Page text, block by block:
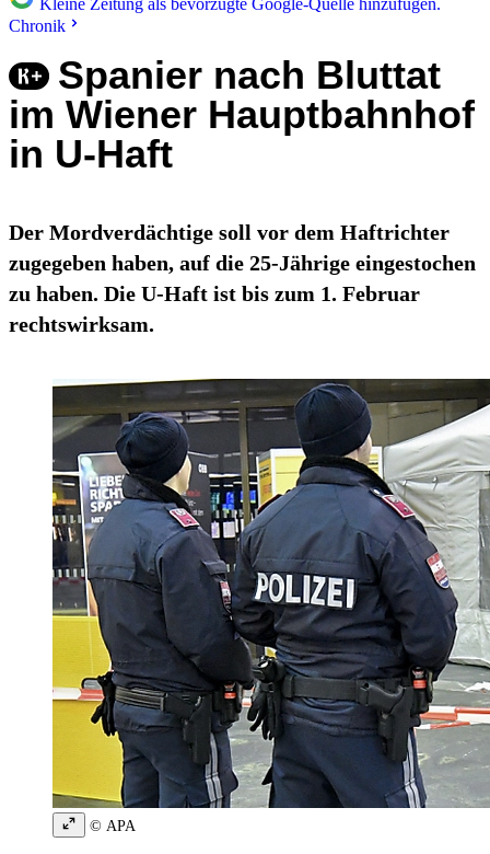
Chronik
Spanier nach Bluttat
im Wiener Hauptbahnhof
in U-Haft
Der Mordverdächtige soll vor dem Haftrichter
zugegeben haben, auf die 25-Jährige eingestochen
zu haben. Die U-Haft ist bis zum 1. Februar
rechtswirksam.
© APA